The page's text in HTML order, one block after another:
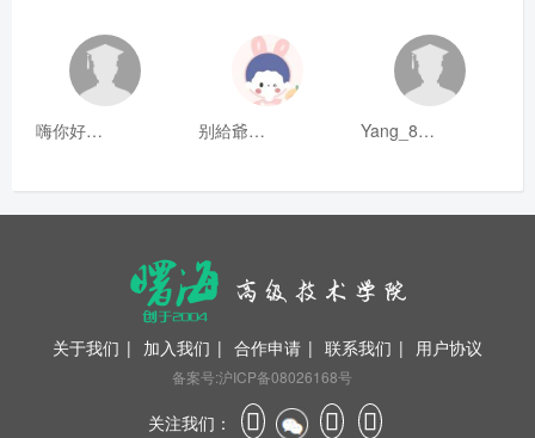
嗨你好8mm 别給爺装纯 Yang_811
关于我们 | 加入我们 | 合作申请 | 联系我们 | 用户协议
备案号:沪ICP备08026168号
关注我们：